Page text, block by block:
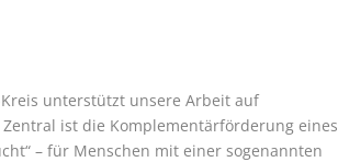
unterstützt unsere Arbeit auf
ist die Komplementärförderung eines
– für Menschen mit einer sogenannten